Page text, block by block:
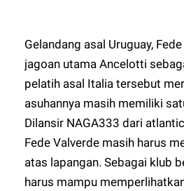
Gelandang asal Uruguay,
jagoan utama Ancelotti
pelatih asal Italia tersebut
asuhannya masih memiliki
Dilansir NAGA333dari
Fede Valverde masih harus
atas lapangan. Sebagai klub
harus mampu